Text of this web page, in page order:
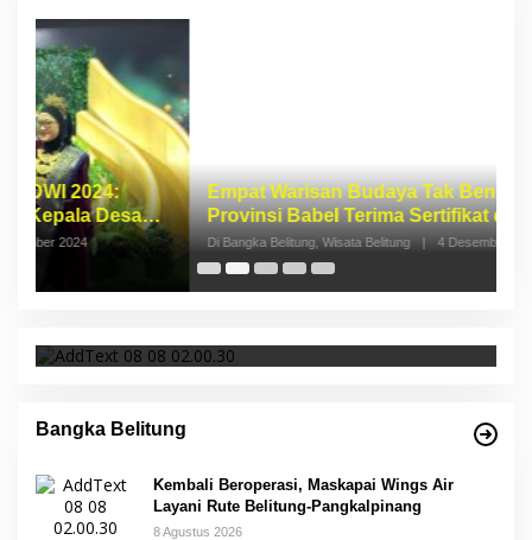
Empat Warisan Budaya Tak Benda dari
Provinsi Babel Terima Sertifikat dan
Penghargaan dari Menteri Pendidikan dan
Di Bangka Belitung, Wisata Belitung | 4 Desember 2023
Bangka Belitung
Kembali Beroperasi, Maskapai Wings Air
Layani Rute Belitung-Pangkalpinang
8 Agustus 2026